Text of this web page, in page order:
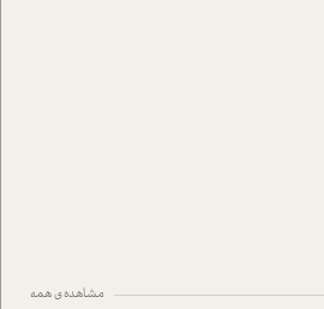
مشاهده ی همه